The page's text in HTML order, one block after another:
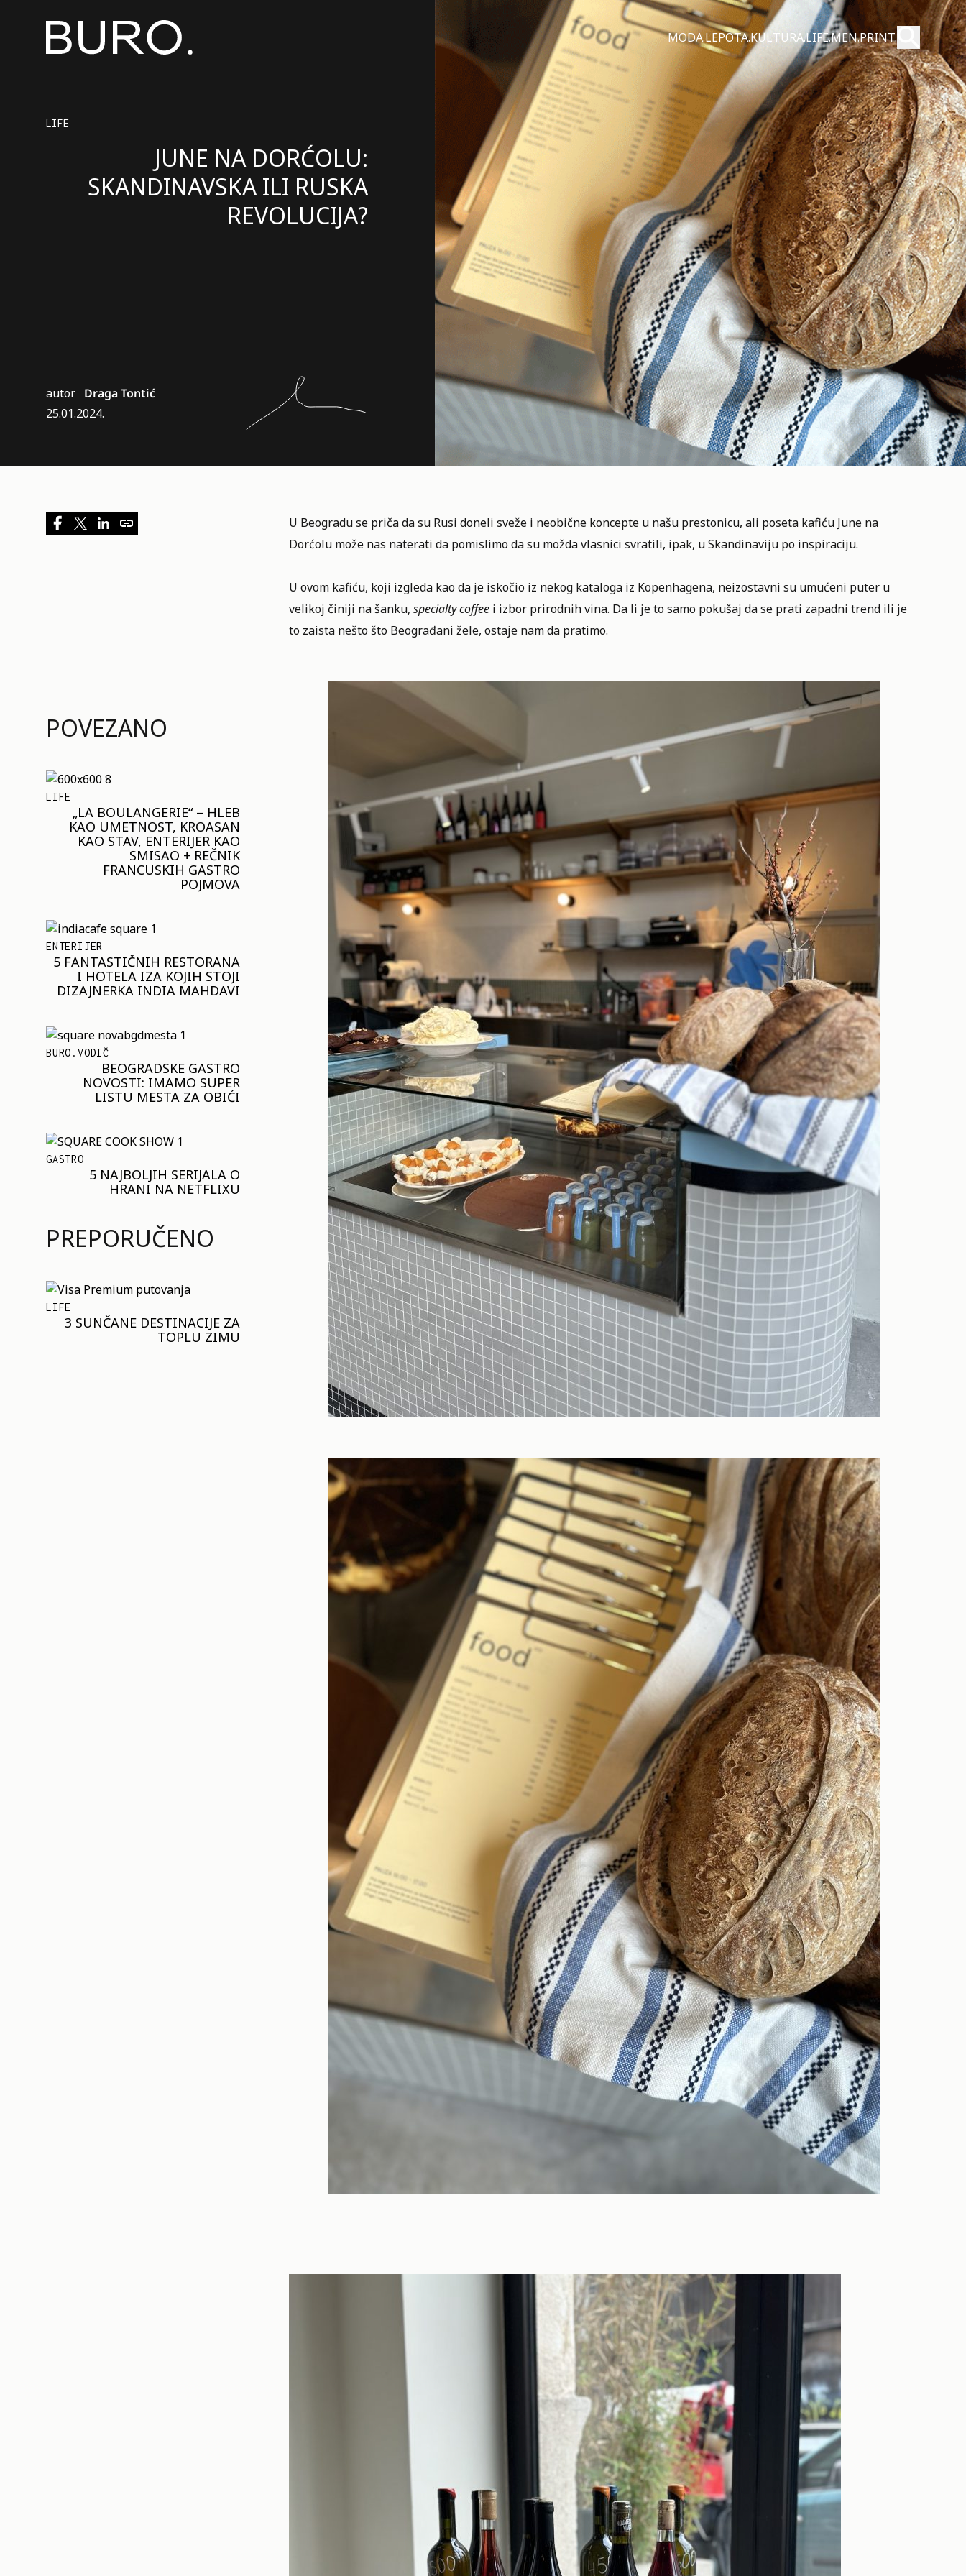
MODA.LEPOTA.KULTURA.LIFE.MEN.PRINT. Pretraži
Pošalji
LIFE
JUNE NA DORĆOLU:
SKANDINAVSKA ILI RUSKA
REVOLUCIJA?
autor Draga Tontić
25.01.2024.
POVEZANO
LIFE
„LA BOULANGERIE“ – HLEB
KAO UMETNOST, KROASAN
KAO STAV, ENTERIJER KAO
SMISAO + REČNIK
FRANCUSKIH GASTRO
POJMOVA
ENTERIJER
5 FANTASTIČNIH RESTORANA
I HOTELA IZA KOJIH STOJI
DIZAJNERKA INDIA MAHDAVI
BURO.VODIČ
BEOGRADSKE GASTRO
NOVOSTI: IMAMO SUPER
LISTU MESTA ZA OBIĆI
GASTRO
5 NAJBOLJIH SERIJALA O
HRANI NA NETFLIXU
PREPORUČENO
LIFE
3 SUNČANE DESTINACIJE ZA
TOPLU ZIMU
U Beogradu se priča da su Rusi doneli sveže i neobične koncepte u našu prestonicu, ali poseta kafiću June na
Dorćolumože nas naterati da pomislimo da su možda vlasnici svratili, ipak, u Skandinaviju po inspiraciju.
U ovom kafiću, koji izgleda kao da je iskočio iz nekog kataloga iz Kopenhagena, neizostavni su umućeni puter u
velikoj činiji na šanku, specialty coffeei izbor prirodnih vina. Da li je to samo pokušaj da se prati zapadni trend ili je
to zaista nešto što Beograđani žele, ostaje nam da pratimo.